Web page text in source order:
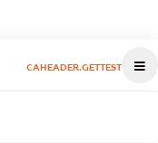
CAHEADER.GETTEST